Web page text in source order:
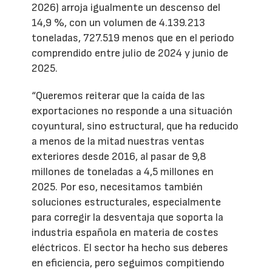
2026) arroja igualmente un descenso del
14,9 %, con un volumen de 4.139.213
toneladas, 727.519 menos que en el periodo
comprendido entre julio de 2024 y junio de
2025.
“Queremos reiterar que la caída de las
exportaciones no responde a una situación
coyuntural, sino estructural, que ha reducido
a menos de la mitad nuestras ventas
exteriores desde 2016, al pasar de 9,8
millones de toneladas a 4,5 millones en
2025. Por eso, necesitamos también
soluciones estructurales, especialmente
para corregir la desventaja que soporta la
industria española en materia de costes
eléctricos. El sector ha hecho sus deberes
en eficiencia, pero seguimos compitiendo